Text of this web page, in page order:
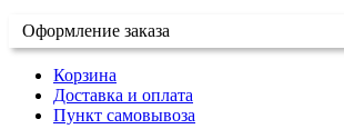
Оформление заказа
Корзина
Доставка и оплата
Пункт самовывоза